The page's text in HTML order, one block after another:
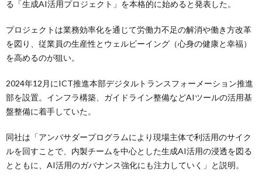
る「生成AI活用プロジェクト」を本格的に始めると発表した。
プロジェクトは業務効率化を通じて労働力不足の解消や働き方改革
を図り、従業員の生産性とウェルビーイング（心身の健康と幸福）
を高めるのが狙い。
2024年12月にICT推進本部デジタルトランスフォーメーション推進
部を設置。インフラ構築、ガイドライン整備などAIツールの活用基
盤整備に着手していた。
同社は「アンバサダープログラムにより現場主体で利活用のサイク
ルを回すことで、内製チームを中心とした生成AI活用の浸透を図る
とともに、AI活用のガバナンス強化にも注力していく」と説明。